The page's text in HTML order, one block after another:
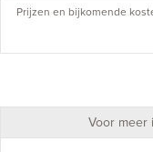
Prijzen en bijkomende
Voor meer